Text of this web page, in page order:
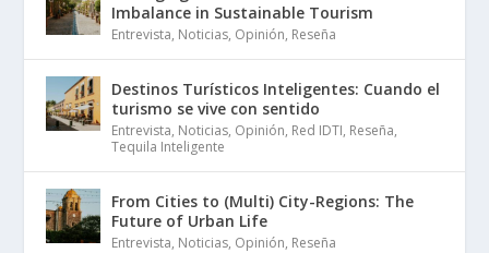
Imbalance in Sustainable Tourism
Entrevista, Noticias, Opinión, Reseña
Destinos Turísticos Inteligentes: Cuando el
turismo se vive con sentido
Entrevista, Noticias, Opinión, Red IDTI, Reseña,
Tequila Inteligente
From Cities to (Multi) City-Regions: The
Future of Urban Life
Entrevista, Noticias, Opinión, Reseña